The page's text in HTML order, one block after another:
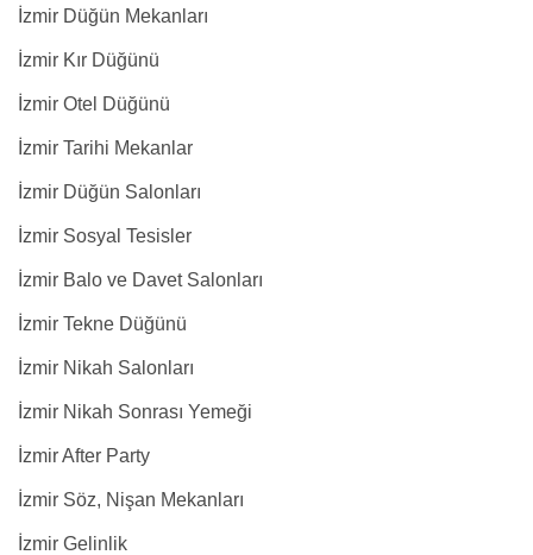
İzmir Düğün Mekanları
İzmir Kır Düğünü
İzmir Otel Düğünü
İzmir Tarihi Mekanlar
İzmir Düğün Salonları
İzmir Sosyal Tesisler
İzmir Balo ve Davet Salonları
İzmir Tekne Düğünü
İzmir Nikah Salonları
İzmir Nikah Sonrası Yemeği
İzmir After Party
İzmir Söz, Nişan Mekanları
İzmir Gelinlik